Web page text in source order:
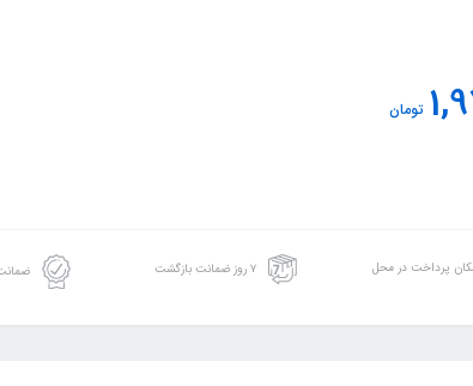
تومان
پرداخت در محل ۷ روز ضمانت بازگشت